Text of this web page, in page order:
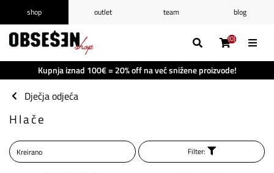
Kupnja iznad 100€ = 20% off na već snižene proizvode!
shop outlet team
blog
Prijava /Registrirajte se
Popis želja(0)
Košarica(0)
(0)
(0)
(0)
(0)
Dječja odjeća
Hlače
Filter: